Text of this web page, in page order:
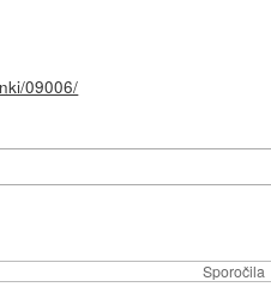
09006/
Sporočila